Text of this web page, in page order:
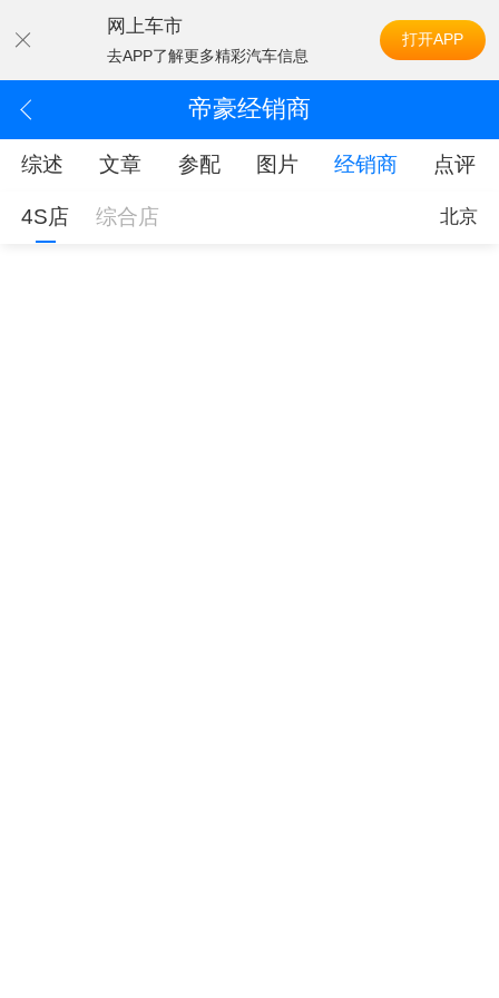
网上车市
去APP了解更多精彩汽车信息
打开APP
帝豪经销商
综述 文章 参配 图片 经销商 点评
4S店 综合店 北京